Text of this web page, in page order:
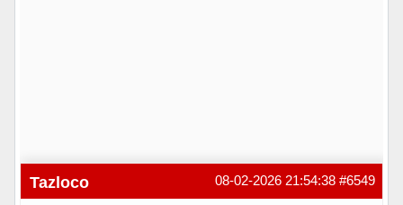
#6549
08-02-2026 21:54:38
Tazloco